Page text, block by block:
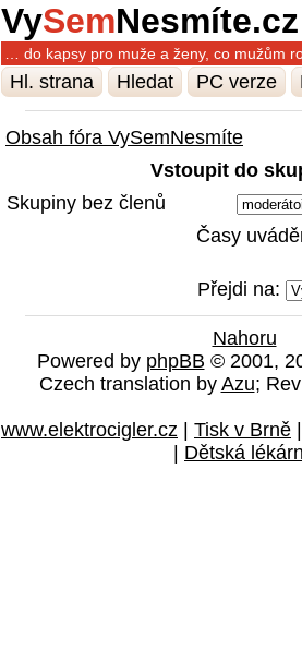
VySemNesmíte.cz
… do kapsy pro muže a ženy, co mužům
Hl. strana Hledat PC verze
Obsah fóra VySemNesmíte
Vstoupit do
Skupiny bez členů
Časy
Přejdi na:
Nahoru
Powered by phpBB © 2001,
Czech translation by Azu;
www.elektrocigler.cz Tisk v Brně
Dětská